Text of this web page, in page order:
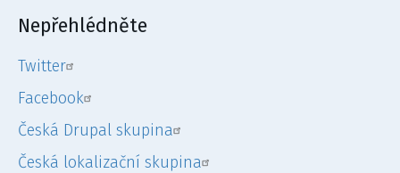
Nepřehlédněte
Twitter
Facebook
Česká Drupal skupina
Česká lokalizační skupina